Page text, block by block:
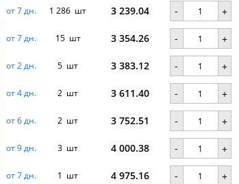
от 7 дн. 1 286 шт 3 239.04 - +
от 7 дн. 15 шт 3 354.26 - +
от 2 дн. 5 шт 3 383.12 - +
от 4 дн. 2 шт 3 611.40 - +
от 6 дн. 2 шт 3 752.51 - +
от 9 дн. 3 шт 4 000.38 - +
от 7 дн. 1 шт 4 975.16 - +